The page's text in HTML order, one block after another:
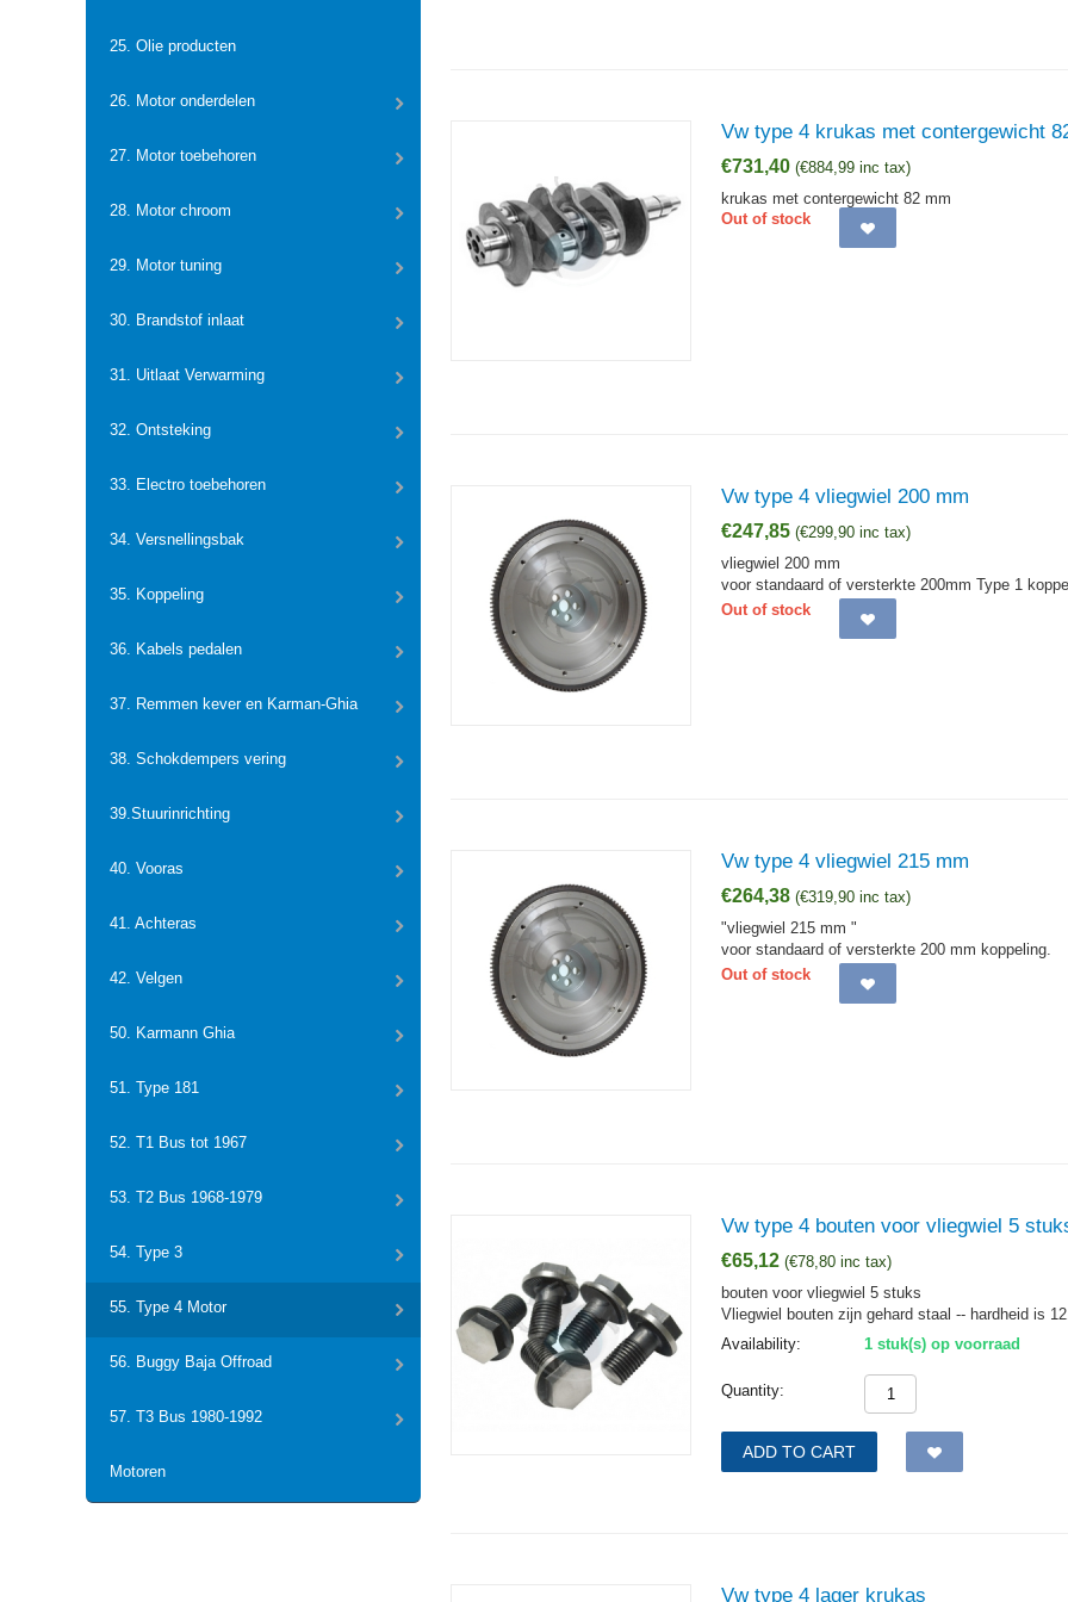
25. Olie producten
26. Motor onderdelen
27. Motor toebehoren
28. Motor chroom
29. Motor tuning
30. Brandstof inlaat
31. Uitlaat Verwarming
32. Ontsteking
33. Electro toebehoren
34. Versnellingsbak
35. Koppeling
36. Kabels pedalen
37. Remmen kever en Karman-Ghia
38. Schokdempers vering
39.Stuurinrichting
40. Vooras
41. Achteras
42. Velgen
50. Karmann Ghia
51. Type 181
52. T1 Bus tot 1967
53. T2 Bus 1968-1979
54. Type 3
55. Type 4 Motor
56. Buggy Baja Offroad
57. T3 Bus 1980-1992
Motoren
Vw type 4 krukas met contergewicht
€731,40 (€884,99 inc tax)
krukas met contergewicht 82 mm
Out of stock
Vw type 4 vliegwiel 200 mm
€247,85 (€299,90 inc tax)
vliegwiel 200 mm
voor standaard of versterkte 200mm Type 1
Out of stock
Vw type 4 vliegwiel 215 mm
€264,38 (€319,90 inc tax)
"vliegwiel 215 mm "
voor standaard of versterkte 200 mm koppeling.
Out of stock
Vw type 4 bouten voor vliegwiel 5
€65,12 (€78,80 inc tax)
bouten voor vliegwiel 5 stuks
Vliegwiel bouten zijn gehard staal -- hardheid is
Availability:
1 stuk(s) op voorraad
Quantity:
ADD TO CART
Vw type 4 lager krukas